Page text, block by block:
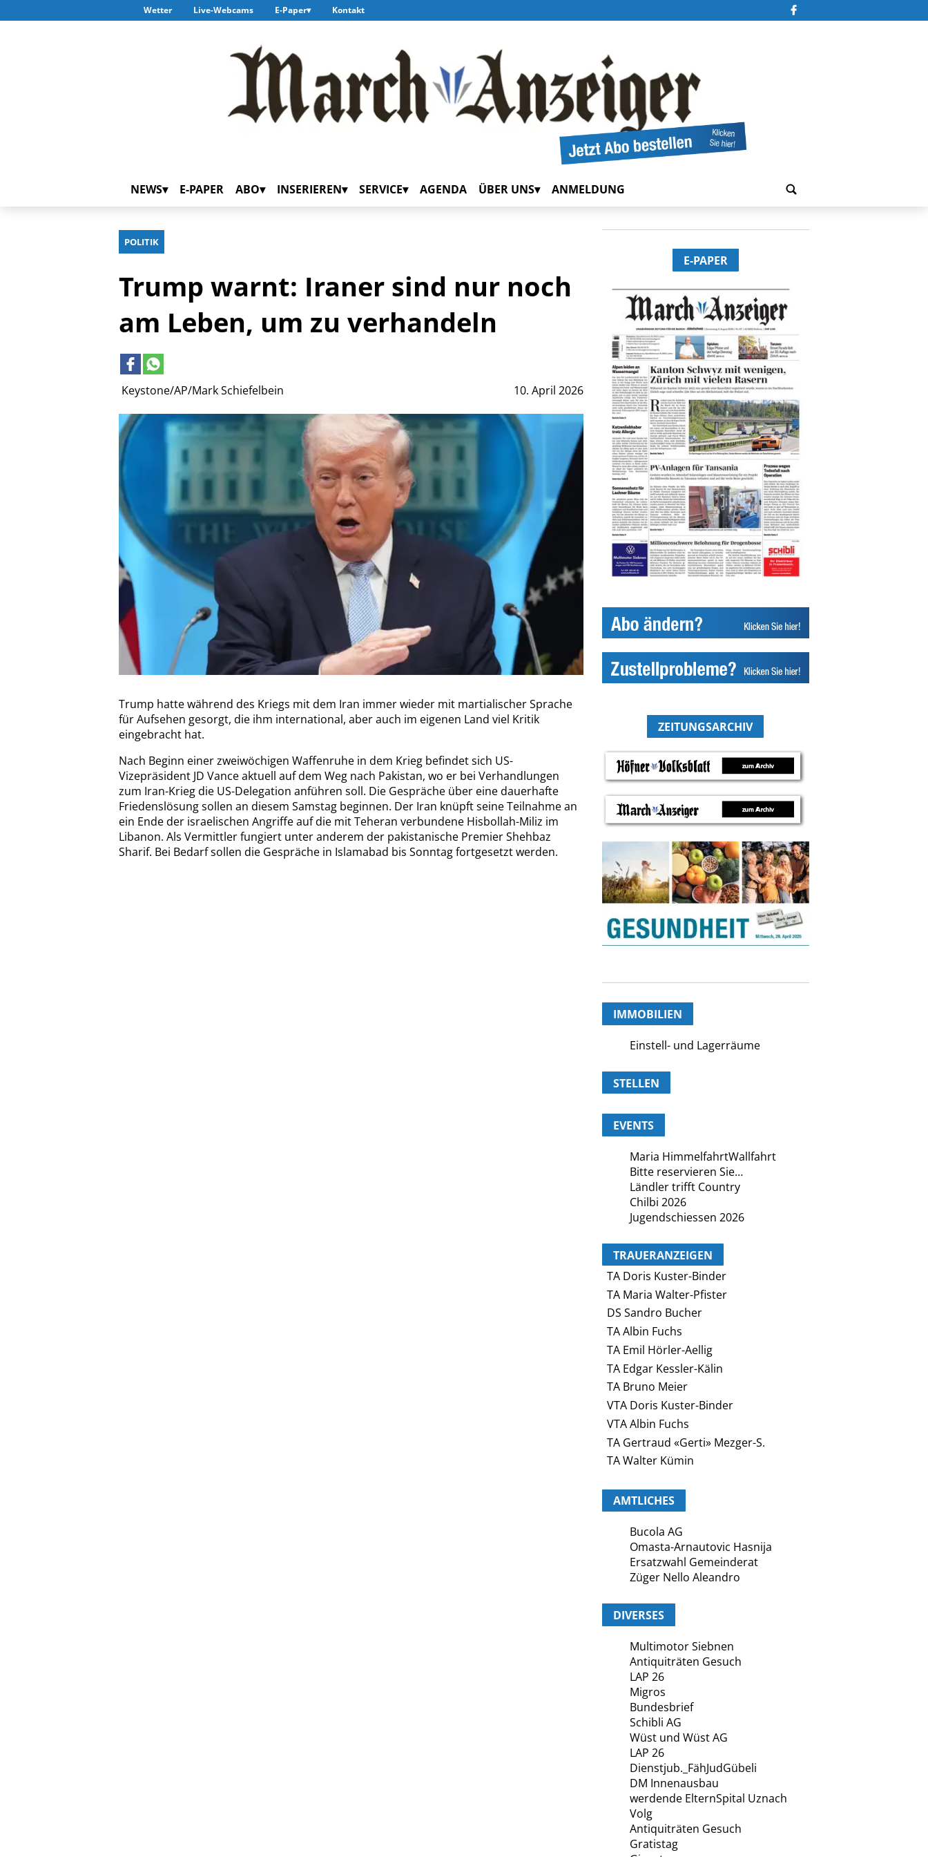
Wetter Live-Webcams E-Paper Kontakt
NEWS E-PAPER ABO INSERIEREN SERVICE AGENDA ÜBER UNS ANMELDUNG
POLITIK
Keystone/AP/Mark Schiefelbein 10. April 2026
Trump warnt: Iraner sind nur noch
am Leben, um zu verhandeln
Trump hatte während des Kriegs mit dem Iran immer wieder mit martialischer Sprache
für Aufsehen gesorgt, die ihm international, aber auch im eigenen Land viel Kritik
eingebracht hat.
Nach Beginn einer zweiwöchigen Waffenruhe in dem Krieg befindet sich US-
Vizepräsident JD Vance aktuell auf dem Weg nach Pakistan, wo er bei Verhandlungen
zum Iran-Krieg die US-Delegation anführen soll. Die Gespräche über eine dauerhafte
Friedenslösung sollen an diesem Samstag beginnen. Der Iran knüpft seine Teilnahme an
ein Ende der israelischen Angriffe auf die mit Teheran verbundene Hisbollah-Miliz im
Libanon. Als Vermittler fungiert unter anderem der pakistanische Premier Shehbaz
Sharif. Bei Bedarf sollen die Gespräche in Islamabad bis Sonntag fortgesetzt werden.
E-PAPER
ZEITUNGSARCHIV
IMMOBILIEN
Einstell- und Lagerräume
STELLEN
EVENTS
Maria HimmelfahrtWallfahrt
Bitte reservieren Sie…
Ländler trifft Country
Chilbi 2026
Jugendschiessen 2026
TRAUERANZEIGEN
TA Doris Kuster-Binder
TA Maria Walter-Pfister
DS Sandro Bucher
TA Albin Fuchs
TA Emil Hörler-Aellig
TA Edgar Kessler-Kälin
TA Bruno Meier
VTA Doris Kuster-Binder
VTA Albin Fuchs
TA Gertraud «Gerti» Mezger-S.
TA Walter Kümin
AMTLICHES
Bucola AG
Omasta-Arnautovic Hasnija
Ersatzwahl Gemeinderat
Züger Nello Aleandro
DIVERSES
Multimotor Siebnen
Antiquiträten Gesuch
LAP 26
Migros
Bundesbrief
Schibli AG
Wüst und Wüst AG
LAP 26
Dienstjub._FähJudGübeli
DM Innenausbau
werdende ElternSpital Uznach
Volg
Antiquiträten Gesuch
Gratistag